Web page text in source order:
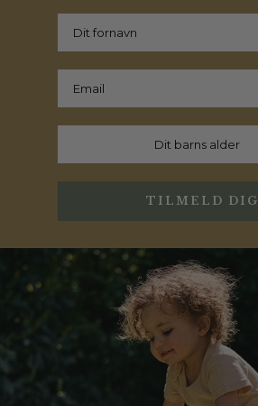
TILMELD DIG